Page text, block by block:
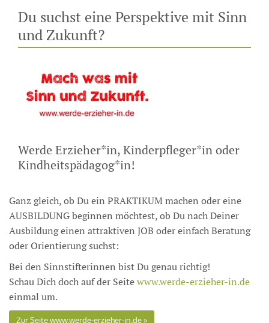
Du suchst eine Perspektive mit Sinn
und Zukunft?
Werde Erzieher*in, Kinderpfleger*in oder
Kindheitspädagog*in!
Ganz gleich, ob Du ein PRAKTIKUM machen oder eine
AUSBILDUNG beginnen möchtest, ob Du nach Deiner
Ausbildung einen attraktiven JOB oder einfach Beratung
oder Orientierung suchst:​
Bei den Sinnstifterinnen bist Du genau richtig!
Schau Dich doch auf der Seitewww.werde-erzieher-in.de
einmal um.
Zur Seite www.werde-erzieher-in.de